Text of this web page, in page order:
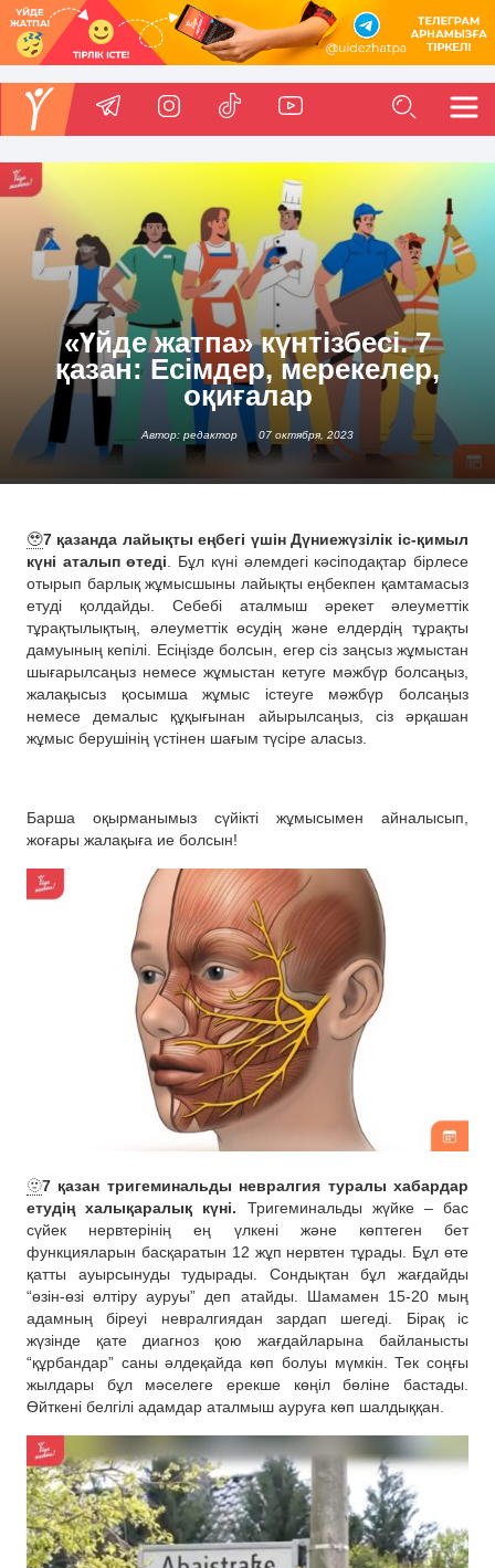
«Үйде жатпа» күнтізбесі. 7
қазан: Есімдер, мерекелер,
оқиғалар
Автор: редактор 07 октября, 2023
🥹7 қазанда лайықты еңбегі үшін Дүниежүзілік іс-қимыл
күні аталып өтеді. Бұл күні әлемдегі кәсіподақтар бірлесе
отырып барлық жұмысшыны лайықты еңбекпен қамтамасыз
етуді қолдайды. Себебі аталмыш әрекет әлеуметтік
тұрақтылықтың, әлеуметтік өсудің және елдердің тұрақты
дамуының кепілі. Есіңізде болсын, егер сіз заңсыз жұмыстан
шығарылсаңыз немесе жұмыстан кетуге мәжбүр болсаңыз,
жалақысыз қосымша жұмыс істеуге мәжбүр болсаңыз
немесе демалыс құқығынан айырылсаңыз, сіз әрқашан
жұмыс берушінің үстінен шағым түсіре аласыз.
Барша оқырманымыз сүйікті жұмысымен айналысып,
жоғары жалақыға ие болсын!
🫥7 қазан тригеминальды невралгия туралы хабардар
етудің халықаралық күні. Тригеминальды жүйке – бас
сүйек нервтерінің ең үлкені және көптеген бет
функцияларын басқаратын 12 жұп нервтен тұрады. Бұл өте
қатты ауырсынуды тудырады. Сондықтан бұл жағдайды
“өзін-өзі өлтіру ауруы” деп атайды. Шамамен 15-20 мың
адамның біреуі невралгиядан зардап шегеді. Бірақ іс
жүзінде қате диагноз қою жағдайларына байланысты
“құрбандар” саны әлдеқайда көп болуы мүмкін. Тек соңғы
жылдары бұл мәселеге ерекше көңіл бөліне бастады.
Өйткені белгілі адамдар аталмыш ауруға көп шалдыққан.